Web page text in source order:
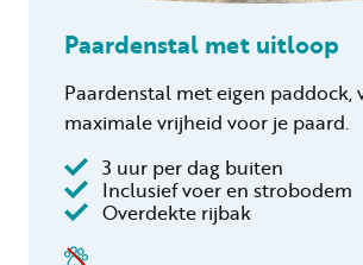
Paardenstal met uitloop
Paardenstal met eigen paddock,
maximale vrijheid voor je paard.
3 uur per dag buiten
Inclusief voer en strobodem
Overdekte rijbak